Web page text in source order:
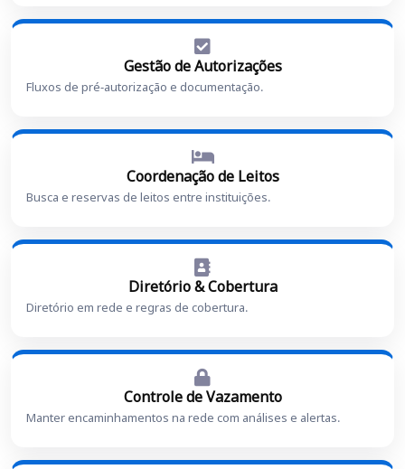
Gestão de Autorizações
Fluxos de pré-autorização e documentação.
Coordenação de Leitos
Busca e reservas de leitos entre instituições.
Diretório & Cobertura
Diretório em rede e regras de cobertura.
Controle de Vazamento
Manter encaminhamentos na rede com análises e alertas.